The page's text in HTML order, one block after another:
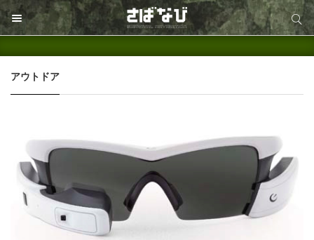
サイト内検索
アウトドア
サイト内検索